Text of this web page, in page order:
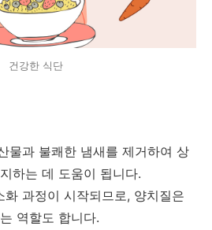
건강한 식단
물과 불쾌한 냄새를 제거하여 상
하는 데 도움이 됩니다.
과정이 시작되므로, 양치질은
역할도 합니다.